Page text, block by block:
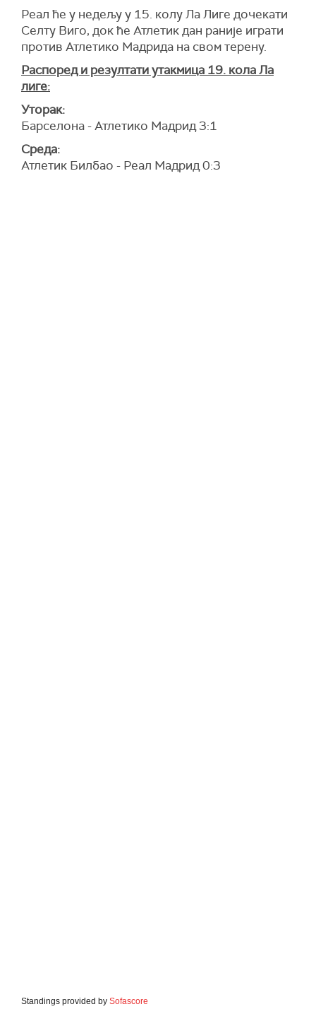
Реал ће у недељу у 15. колу Ла Лиге дочекати
Селту Виго, док ће Атлетик дан раније играти
против Атлетико Мадрида на свом терену.
Распоред и резултати утакмица 19. кола Ла
лиге:
Уторак:
Барселона - Атлетико Мадрид 3:1
Среда:
Атлетик Билбао - Реал Мадрид 0:3
Standings provided by Sofascore